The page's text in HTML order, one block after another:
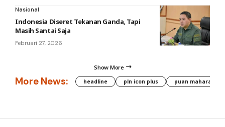
Nasional
Indonesia Diseret Tekanan Ganda, Tapi
Masih Santai Saja
Februari 27, 2026
Show More
More News: headline pln icon plus puan maharani